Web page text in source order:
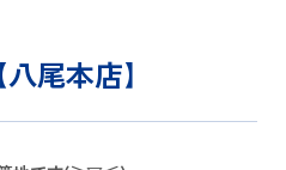
尾本店】